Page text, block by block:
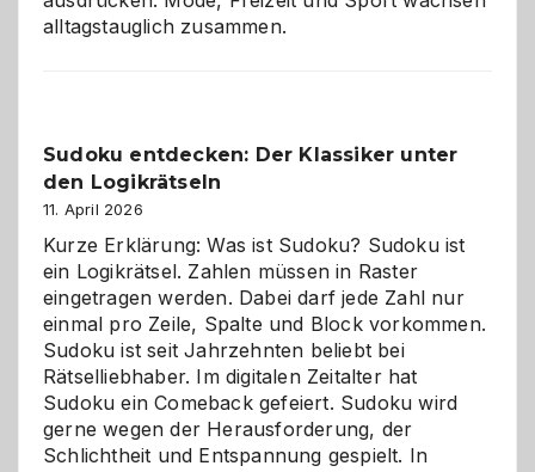
alltagstauglich zusammen.
Sudoku entdecken: Der Klassiker unter
den Logikrätseln
11. April 2026
Kurze Erklärung: Was ist Sudoku? Sudoku ist
ein Logikrätsel. Zahlen müssen in Raster
eingetragen werden. Dabei darf jede Zahl nur
einmal pro Zeile, Spalte und Block vorkommen.
Sudoku ist seit Jahrzehnten beliebt bei
Rätselliebhaber. Im digitalen Zeitalter hat
Sudoku ein Comeback gefeiert. Sudoku wird
gerne wegen der Herausforderung, der
Schlichtheit und Entspannung gespielt. In